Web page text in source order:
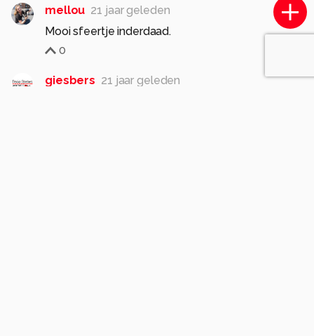
mellou 21 jaar geleden
Mooi sfeertje inderdaad.
0
giesbers 21 jaar geleden